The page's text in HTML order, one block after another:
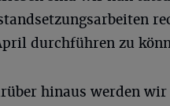
durchführen zu
hinaus werden